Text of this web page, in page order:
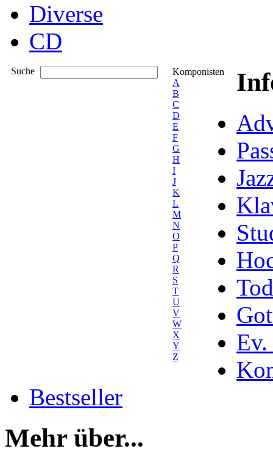
Diverse
CD
Suche
Komponisten
A
B
C
D
E
F
G
H
I
J
K
L
M
N
O
P
Q
R
S
T
U
V
W
X
Y
Z
Ev.
Bestseller
Mehr über...